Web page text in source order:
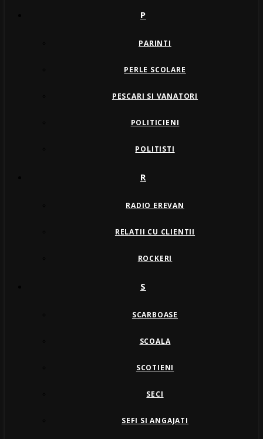
P
PARINTI
PERLE SCOLARE
PESCARI SI VANATORI
POLITICIENI
POLITISTI
R
RADIO EREVAN
RELATII CU CLIENTII
ROCKERI
S
SCARBOASE
SCOALA
SCOTIENI
SECI
SEFI SI ANGAJATI